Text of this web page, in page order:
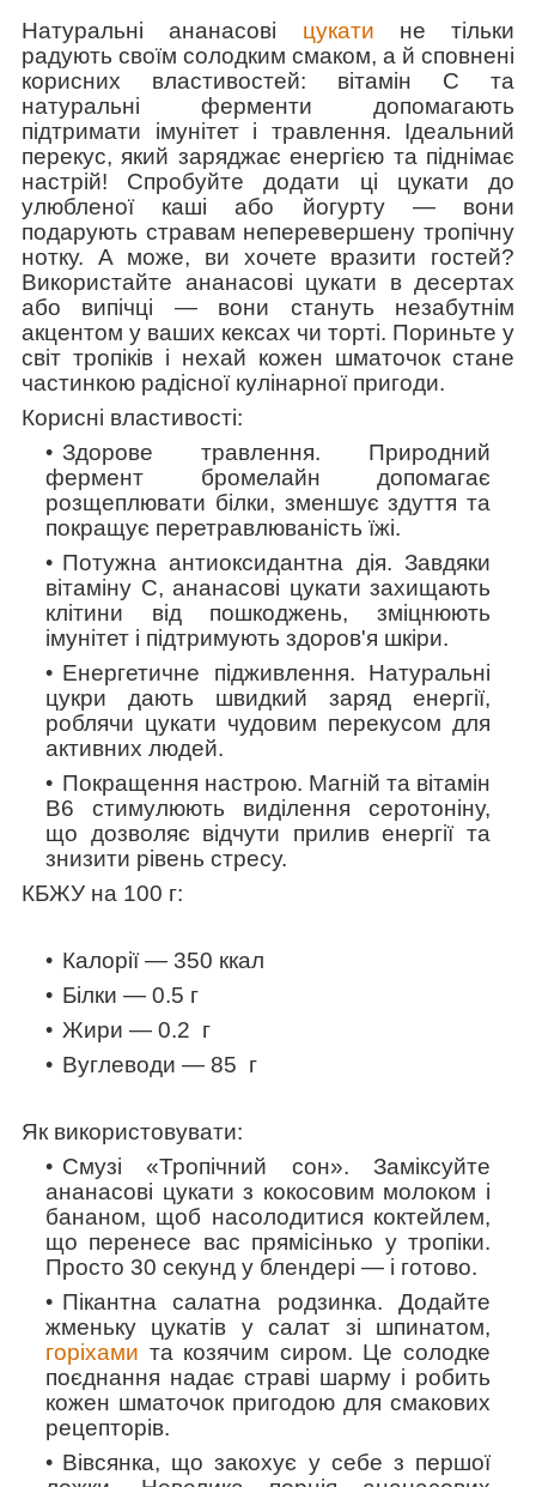
Натуральні ананасові цукати не тільки
радують своїм солодким смаком, а й сповнені
корисних властивостей: вітамін С та
натуральні ферменти допомагають
підтримати імунітет і травлення. Ідеальний
перекус, який заряджає енергією та піднімає
настрій! Спробуйте додати ці цукати до
улюбленої каші або йогурту — вони
подарують стравам неперевершену тропічну
нотку. А може, ви хочете вразити гостей?
Використайте ананасові цукати в десертах
або випічці — вони стануть незабутнім
акцентом у ваших кексах чи торті. Пориньте у
світ тропіків і нехай кожен шматочок стане
частинкою радісної кулінарної пригоди.
Корисні властивості:
Здорове травлення. Природний
фермент бромелайн допомагає
розщеплювати білки, зменшує здуття та
покращує перетравлюваність їжі.
Потужна антиоксидантна дія. Завдяки
вітаміну С, ананасові цукати захищають
клітини від пошкоджень, зміцнюють
імунітет і підтримують здоров'я шкіри.
Енергетичне підживлення. Натуральні
цукри дають швидкий заряд енергії,
роблячи цукати чудовим перекусом для
активних людей.
Покращення настрою. Магній та вітамін
В6 стимулюють виділення серотоніну,
що дозволяє відчути прилив енергії та
знизити рівень стресу.
КБЖУ на 100 г:
Калорії — 350 ккал
Білки — 0.5 г
Жири — 0.2 г
Вуглеводи — 85 г
Як використовувати:
Смузі «Тропічний сон». Заміксуйте
ананасові цукати з кокосовим молоком і
бананом, щоб насолодитися коктейлем,
що перенесе вас прямісінько у тропіки.
Просто 30 секунд у блендері — і готово.
Пікантна салатна родзинка. Додайте
жменьку цукатів у салат зі шпинатом,
горіхами та козячим сиром. Це солодке
поєднання надає страві шарму і робить
кожен шматочок пригодою для смакових
рецепторів.
Вівсянка, що закохує у себе з першої